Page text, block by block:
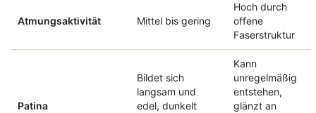
Atmungsaktivität Mittel bis gering
Hoch durch
offene
Faserstruktur
Patina
Bildet sich
langsam und
edel, dunkelt
Kann
unregelmäßig
entstehen,
glänzt an